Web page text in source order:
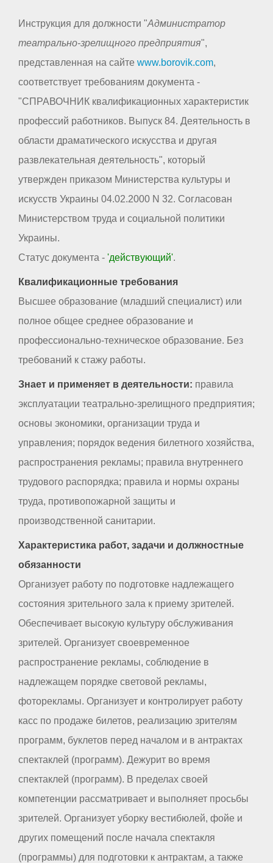
Инструкция для должности "Администратор
театрально-зрелищного предприятия",
представленная на сайте www.borovik.com,
соответствует требованиям документа -
"СПРАВОЧНИК квалификационных характеристик
профессий работников. Выпуск 84. Деятельность в
области драматического искусства и другая
развлекательная деятельность", который
утвержден приказом Министерства культуры и
искусств Украины 04.02.2000 N 32. Согласован
Министерством труда и социальной политики
Украины.
Статус документа - 'действующий'.
Квалификационные требования
Высшее образование (младший специалист) или
полное общее среднее образование и
профессионально-техническое образование. Без
требований к стажу работы.
Знает и применяет в деятельности: правила
эксплуатации театрально-зрелищного предприятия;
основы экономики, организации труда и
управления; порядок ведения билетного хозяйства,
распространения рекламы; правила внутреннего
трудового распорядка; правила и нормы охраны
труда, противопожарной защиты и
производственной санитарии.
Характеристика работ, задачи и должностные
обязанности
Организует работу по подготовке надлежащего
состояния зрительного зала к приему зрителей.
Обеспечивает высокую культуру обслуживания
зрителей. Организует своевременное
распространение рекламы, соблюдение в
надлежащем порядке световой рекламы,
фоторекламы. Организует и контролирует работу
касс по продаже билетов, реализацию зрителям
программ, буклетов перед началом и в антрактах
спектаклей (программ). Дежурит во время
спектаклей (программ). В пределах своей
компетенции рассматривает и выполняет просьбы
зрителей. Организует уборку вестибюлей, фойе и
других помещений после начала спектакля
(программы) для подготовки к антрактам, а также